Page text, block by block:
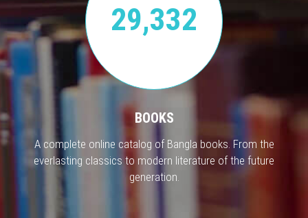
29,332
BOOKS
A complete online catalog of Bangla books. From the
everlasting classics to modern literature of the future
generation.